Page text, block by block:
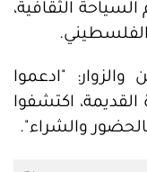
الثقافية،
"ادعموا
القديمة، اكتشفوا
والشراء".